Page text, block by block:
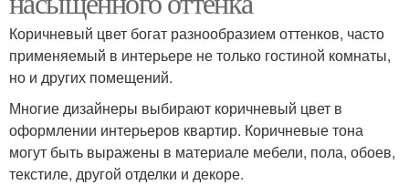
Коричневый цвет богат разнообразием оттенков, часто
применяемый в интерьере не только гостиной комнаты,
но и других помещений.
Многие дизайнеры выбирают коричневый цвет в
оформлении интерьеров квартир. Коричневые тона
могут быть выражены в материале мебели, пола, обоев,
текстиле, другой отделки и декоре.